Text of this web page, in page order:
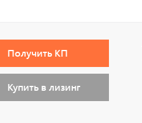
Получить КП
Купить в лизинг